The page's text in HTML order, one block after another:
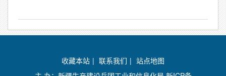
收藏本站 | 联系我们 | 站点地图